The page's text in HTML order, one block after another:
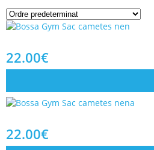
22.00€
22.00€